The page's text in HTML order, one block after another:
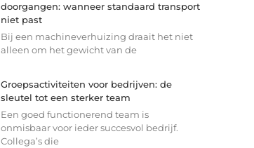
doorgangen: wanneer standaard transport
niet past
Bij een machineverhuizing draait het niet
alleen om het gewicht van de
Groepsactiviteiten voor bedrijven: de
sleutel tot een sterker team
Een goed functionerend team is
onmisbaar voor ieder succesvol bedrijf.
Collega’s die